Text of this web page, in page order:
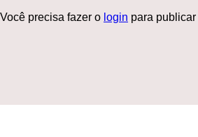
Você precisa fazer o login para